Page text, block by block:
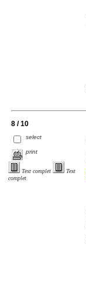
8 / 10
select
print
Text complet
Text
complet